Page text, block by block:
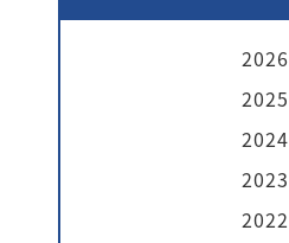
2026
2025
2024
2023
2022